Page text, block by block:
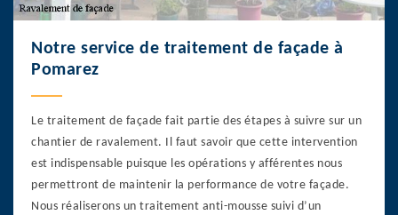
Notre service de traitement de façade à
Pomarez
Le traitement de façade fait partie des étapes à suivre sur un
chantier de ravalement. Il faut savoir que cette intervention
est indispensable puisque les opérations y afférentes nous
permettront de maintenir la performance de votre façade.
Nous réaliserons un traitement anti-mousse suivi d’un